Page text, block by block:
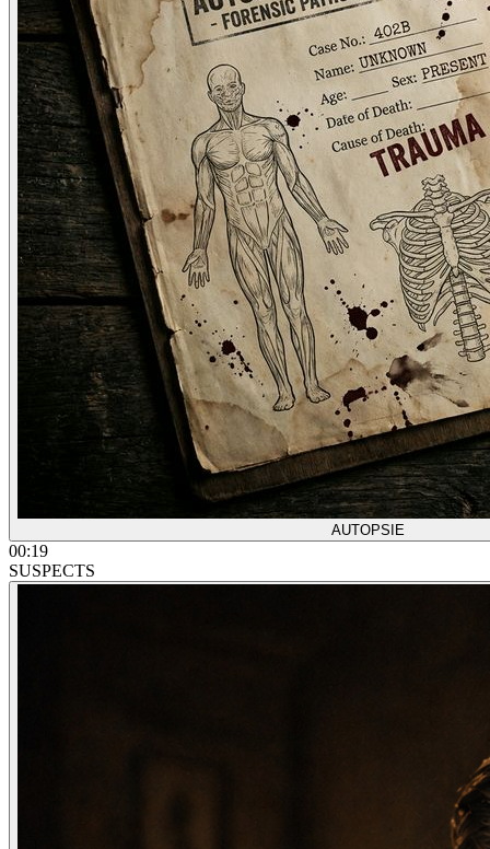
AUTOPSIE
00:24
SUSPECTS